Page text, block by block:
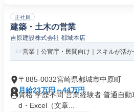
正社員
建築・土木の営業
吉原建設株式会社 都城本店
営業｜公官庁・民間向け｜スキルが活
〒885-0032宮崎県都城市中原町
月給23万円～44万円
資格 学歴不問 営業経験者 普通自
d・Excel（文章...